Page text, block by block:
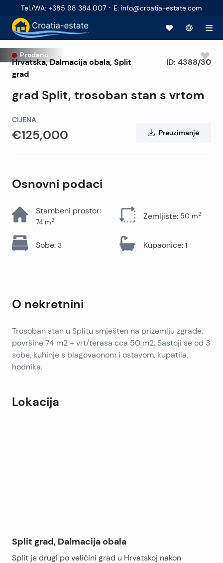
Tel./WA: +385 98 384 007 · E: info@croatia-estate.com
Prodano
Hrvatska,Dalmacija obala, Split
grad
grad Split, trosoban stan s vrtom
ID: 4388/30
CIJENA
€125,000 Preuzimanje
Osnovni podaci
Stambeni prostor:
74 m2 Zemljište: 50 m2
Sobe: 3 Kupaonice: 1
O nekretnini
Trosoban stan u Splitu smješten na prizemlju zgrade,
površine 74 m2 + vrt/terasa cca 50 m2. Sastoji se od 3
sobe, kuhinje s blagovaonom i ostavom, kupatila,
hodnika.
Lokacija
Split grad, Dalmacija obala
Split je drugi po veličini grad u Hrvatskoj nakon